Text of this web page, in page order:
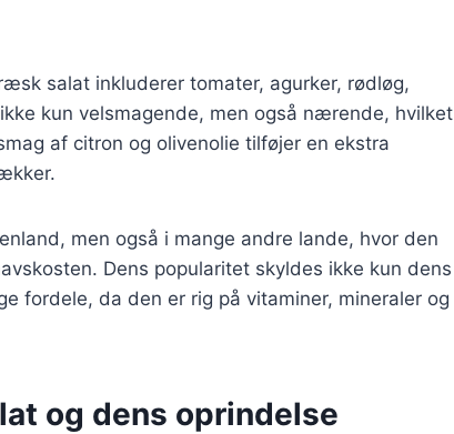
salat inkluderer tomater, agurker, rødløg,
kun velsmagende, men også nærende, hvilket
af citron og olivenolie tilføjer en ekstra
men også i mange andre lande, hvor den
Dens popularitet skyldes ikke kun dens
fordele, da den er rig på vitaminer, mineraler og
og dens oprindelse